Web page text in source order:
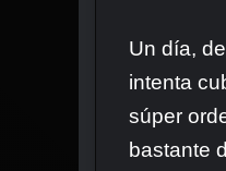
Un día,
intenta
súper
bastante